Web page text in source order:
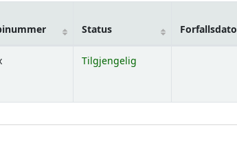
Status Forfallsdato
Tilgjengelig